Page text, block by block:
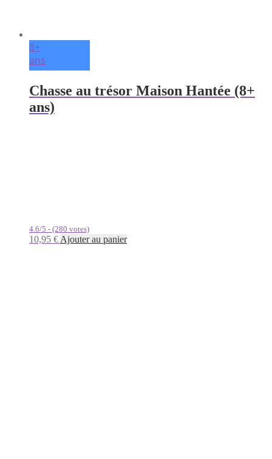
8+
ans
Chasse au trésor Maison Hantée (8+
ans)
4.6/5 - (280 votes)
10,95 € Ajouter au panier